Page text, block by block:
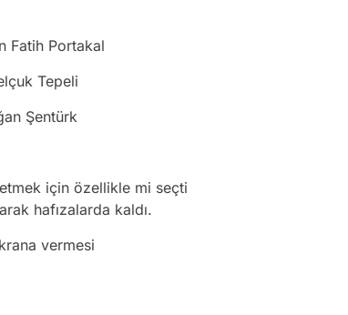
Fatih Portakal
Tepeli
Şentürk
için özellikle mi seçti
hafızalarda kaldı.
vermesi